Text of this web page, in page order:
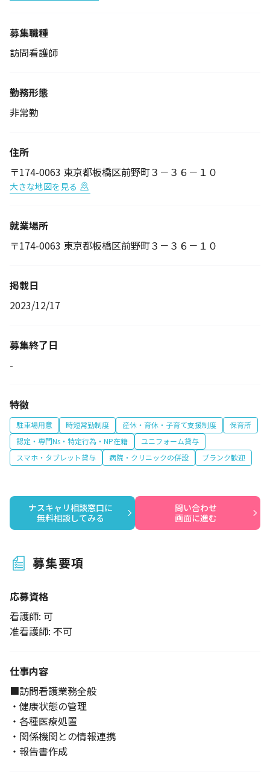
募集職種
訪問看護師
勤務形態
非常勤
住所
〒174-0063 東京都板橋区前野町３－３６－１０
大きな地図を見る
就業場所
〒174-0063 東京都板橋区前野町３－３６－１０
掲載日
2023/12/17
募集終了日
-
特徴
駐車場用意 時短常勤制度 産休・育休・子育て支援制度
保育所
認定・専門Ns・特定行為・NP在籍
ユニフォーム貸与
スマホ・タブレット貸与
病院・クリニックの併設 ブランク歓迎
ナスキャリ相談窓口に
無料相談してみる
問い合わせ
画面に進む
募集要項
応募資格
看護師: 可
准看護師: 不可
仕事内容
■訪問看護業務全般
・健康状態の管理
・各種医療処置
・関係機関との情報連携
・報告書作成